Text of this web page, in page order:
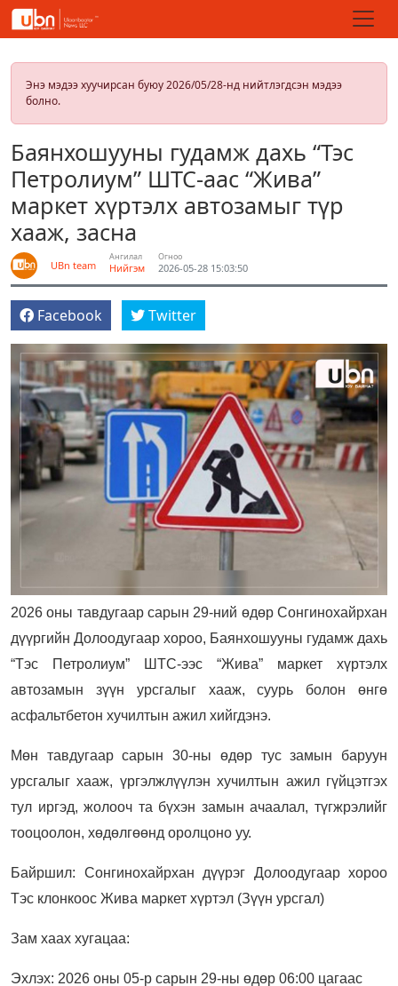
Энэ мэдээ хуучирсан буюу 2026/05/28-нд нийтлэгдсэн мэдээ
болно.
Баянхошууны гудамж дахь “Тэс
Петролиум” ШТС-аас “Жива”
маркет хүртэлх автозамыг түр
хааж, засна
UBn team
Ангилал
Нийгэм
Огноо
2026-05-28 15:03:50
Facebook Twitter
2026 оны тавдугаар сарын 29-ний өдөр Сонгинохайрхан
дүүргийн Долоодугаар хороо, Баянхошууны гудамж дахь
“Тэс Петролиум” ШТС-ээс “Жива” маркет хүртэлх
автозамын зүүн урсгалыг хааж, суурь болон өнгө
асфальтбетон хучилтын ажил хийгдэнэ.
Мөн тавдугаар сарын 30-ны өдөр тус замын баруун
урсгалыг хааж, үргэлжлүүлэн хучилтын ажил гүйцэтгэх
тул иргэд, жолооч та бүхэн замын ачаалал, түгжрэлийг
тооцоолон, хөдөлгөөнд оролцоно уу.
Байршил: Сонгинохайрхан дүүрэг Долоодугаар хороо
Тэс клонкоос Жива маркет хүртэл (Зүүн урсгал)
Зам хаах хугацаа:
Эхлэх: 2026 оны 05-р сарын 29-ны өдөр 06:00 цагаас